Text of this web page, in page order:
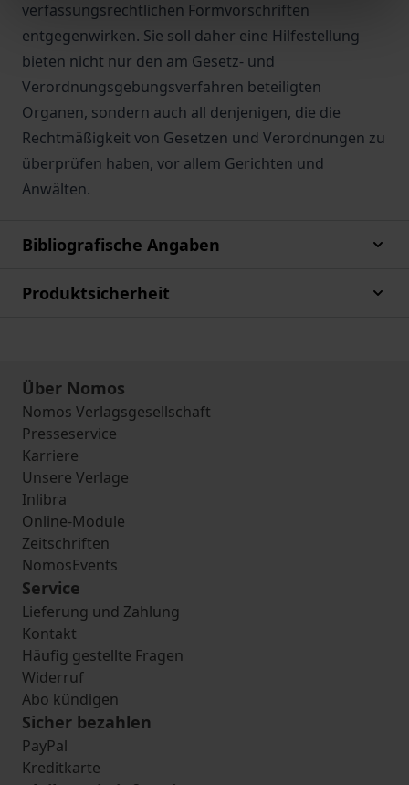
verfassungsrechtlichen Formvorschriften
entgegenwirken. Sie soll daher eine Hilfestellung
bieten nicht nur den am Gesetz- und
Verordnungsgebungsverfahren beteiligten
Organen, sondern auch all denjenigen, die die
Rechtmäßigkeit von Gesetzen und Verordnungen zu
überprüfen haben, vor allem Gerichten und
Anwälten.
Bibliografische Angaben
Produktsicherheit
Über Nomos
Nomos Verlagsgesellschaft
Presseservice
Karriere
Unsere Verlage
Inlibra
Online-Module
Zeitschriften
NomosEvents
Service
Lieferung und Zahlung
Kontakt
Häufig gestellte Fragen
Widerruf
Abo kündigen
Sicher bezahlen
PayPal
Kreditkarte